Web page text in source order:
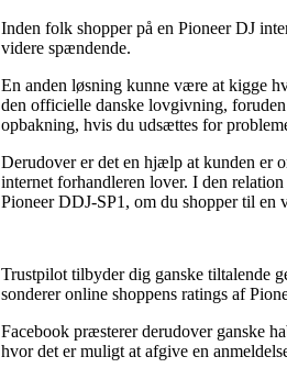
Inden folk shopper på en Pioneer DJ
videre spændende.
En anden løsning kunne være at kigge
den officielle danske lovgivning,
opbakning, hvis du udsættes for
Derudover er det en hjælp at kunden er
internet forhandleren lover. I den
Pioneer DDJ-SP1, om du shopper til en
Trustpilot tilbyder dig ganske tiltalende
sonderer online shoppens ratings af
Facebook præsterer derudover ganske
hvor det er muligt at afgive en